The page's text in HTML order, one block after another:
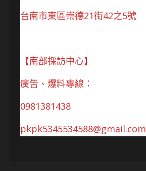
台南市東區崇德21街42之5號
【南部採訪中心】
廣告、爆料專線：
0981381438
pkpk5345534588@gmail.com